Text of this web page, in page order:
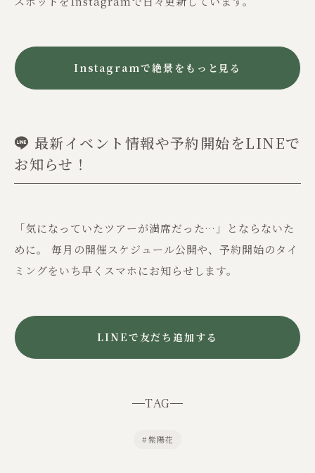
Instagramで絶景をもっと見る
​最新イベント情報や予約開始をLINEで
お知らせ！
「気になっていたツアーが満席だった…」とならないた
めに。 毎月の開催スケジュール公開や、予約開始のタイ
ミングをいち早くスマホにお知らせします。
LINEで友だち追加する
TAG
#紫陽花